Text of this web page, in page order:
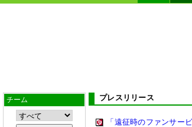
チーム プレスリリース
「遠征時のファンサー